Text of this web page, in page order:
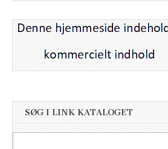
SØG I LINK KATALOGET